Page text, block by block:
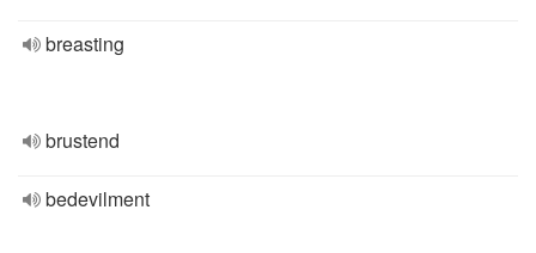
breasting
brustend
bedevilment